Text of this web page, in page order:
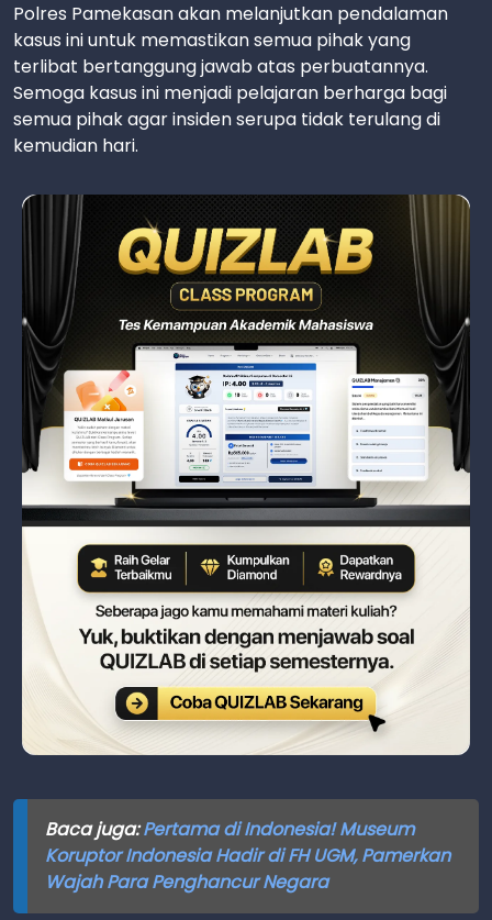
Polres Pamekasan akan melanjutkan pendalaman
kasus ini untuk memastikan semua pihak yang
terlibat bertanggung jawab atas perbuatannya.
Semoga kasus ini menjadi pelajaran berharga bagi
semua pihak agar insiden serupa tidak terulang di
kemudian hari.
Baca juga:Pertama di Indonesia! Museum
Koruptor Indonesia Hadir di FH UGM, Pamerkan
Wajah Para Penghancur Negara